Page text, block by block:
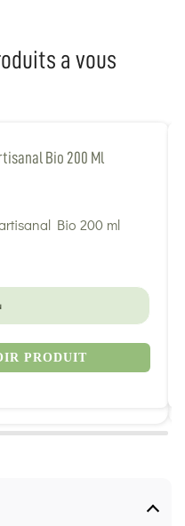
a vous
Bio 200 Ml
PRODUIT